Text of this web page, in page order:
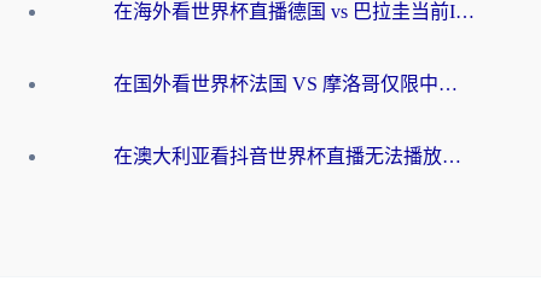
在海外看世界杯直播德国 vs 巴拉圭当前IP受限制？这篇指南帮你轻松解决地区限制
在国外看世界杯法国 VS 摩洛哥仅限中国大陆？别让地域限制拦下你的欢呼
在澳大利亚看抖音世界杯直播无法播放？海外党体育观赛终极指南来了！